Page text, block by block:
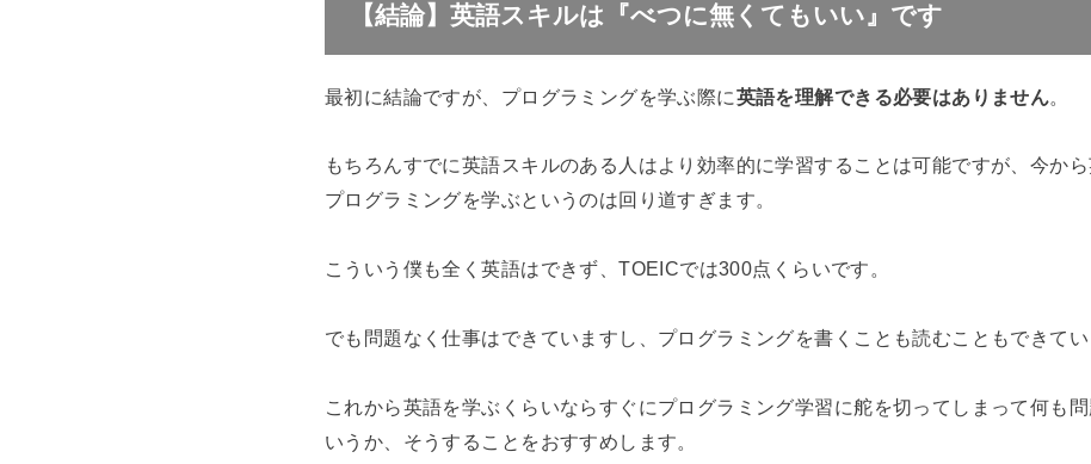
【結論】英語スキルは『べつに無くてもいい』です
最初に結論ですが、プログラミングを学ぶ際に英語を理解できる必要はありません
もちろんすでに英語スキルのある人はより効率的に学習することは可能ですが、今か
プログラミングを学ぶというのは回り道すぎます。
こういう僕も全く英語はできず、TOEICでは300点くらいです。
でも問題なく仕事はできていますし、プログラミングを書くことも読むこともできてい
これから英語を学ぶくらいならすぐにプログラミング学習に舵を切ってしまって何も
いうか、そうすることをおすすめします。